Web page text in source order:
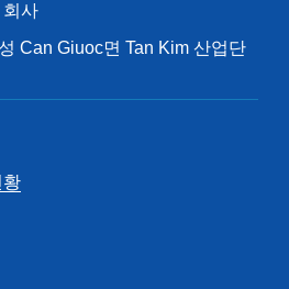
회사
Can Giuoc면 Tan Kim 산업단
황